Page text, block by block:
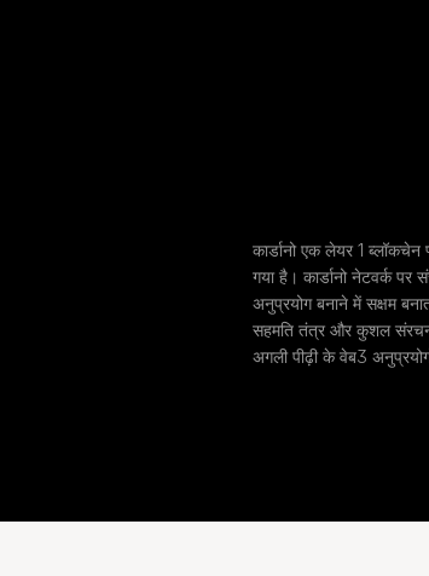
कार्डानो एक लेयर 1 ब्लॉकचेन
गया है। कार्डानो नेटवर्क पर
अनुप्रयोग बनाने में सक्षम
सहमति तंत्र और कुशल संरचना
अगली पीढ़ी के वेब3